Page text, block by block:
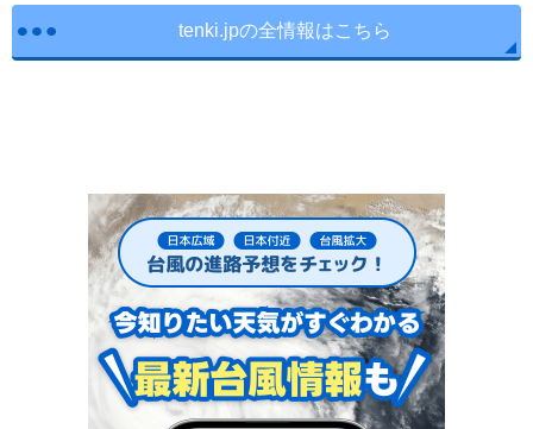
tenki.jpの全情報はこちら